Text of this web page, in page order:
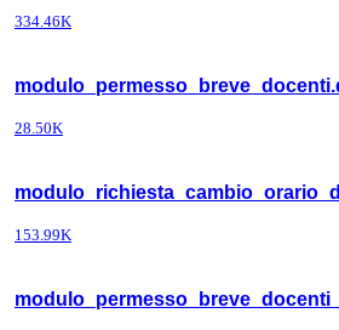
334.46K
28.50K
153.99K